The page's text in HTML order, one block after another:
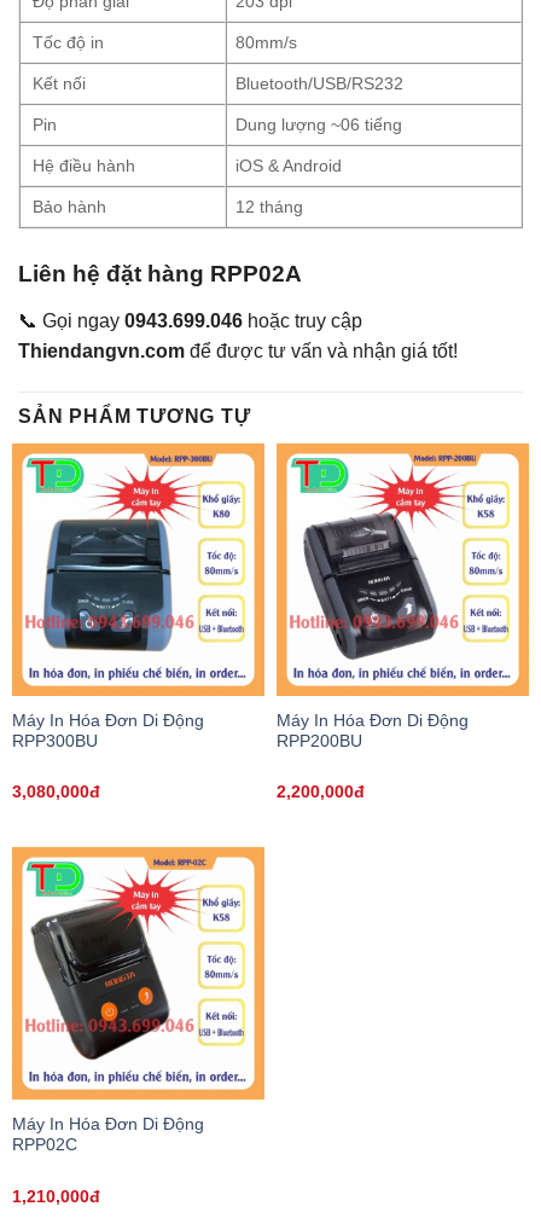
Tốc độ in 80mm/s
Kết nối Bluetooth/USB/RS232
Pin Dung lượng ~06 tiếng
Hệ điều hành iOS & Android
Bảo hành 12 tháng
Liên hệ đặt hàng RPP02A
📞 Gọi ngay 0943.699.046 hoặc truy cập
Thiendangvn.com để được tư vấn và nhận giá tốt!
SẢN PHẨM TƯƠNG TỰ
Máy In Hóa Đơn Di Động
RPP300BU
3,080,000đ
Máy In Hóa Đơn Di Động
RPP200BU
2,200,000đ
Máy In Hóa Đơn Di Động
RPP02C
1,210,000đ